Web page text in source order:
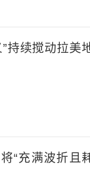
持续搅动拉美
“充满波折且